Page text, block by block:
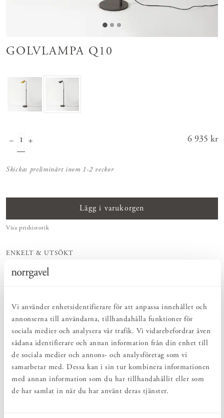
Vi använder enhetsidentifierare för att anpassa innehållet och
annonserna till användarna, tillhandahålla funktioner för
sociala medier och analysera vår trafik. Vi vidarebefordrar även
sådana identifierare och annan information från din enhet till
de sociala medier och annons- och analysföretag som vi
samarbetar med. Dessa kan i sin tur kombinera informationen
med annan information som du har tillhandahållit eller som
de har samlat in när du har använt deras tjänster.
GOLVLAMPA Q10
Pris:
6 935 kr
Skickas preliminärt inom 1-2 veckor
Lägg i varukorgen
Visa prishistorik
ENKELT & UTSÖKT
både enkelt och vackert.
hållbara naturmaterial.
helhetsupplevelse.
PRODUKTBESKRIVNING
Golvlampa Q 10-443 är en praktisk läslampa från svenskaZlamp
Diskret elegant form i pulverlackat stål. Justeras enkel för att höja